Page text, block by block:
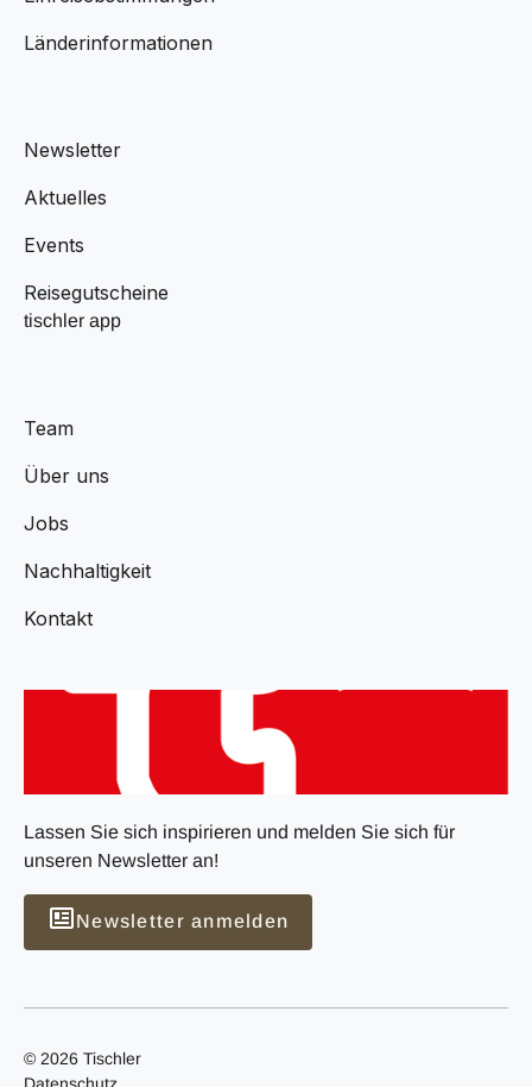
Länderinformationen
Newsletter
Aktuelles
Events
Reisegutscheine
tischler app
Team
Über uns
Jobs
Nachhaltigkeit
Kontakt
Lassen Sie sich inspirieren und melden Sie sich für
unseren Newsletter an!
Newsletter anmelden
© 2026 Tischler
Datenschutz